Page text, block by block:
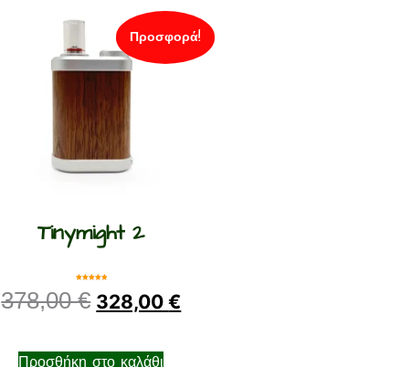
Προσφορά!
Tinymight 2
5.00
από 5
378,00€ 328,00€
Προσθήκη στο καλάθι